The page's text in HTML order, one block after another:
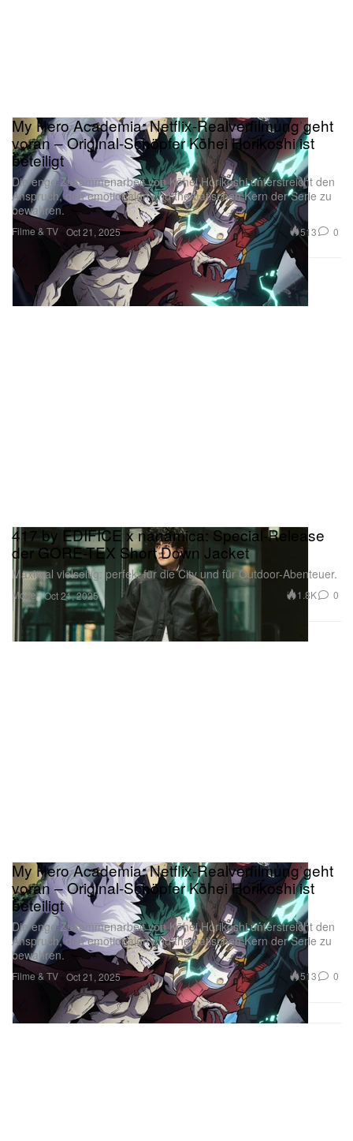
Filme & TV
My Hero Academia: Netflix-Realverfilmung geht
voran – Original-Schöpfer Kōhei Horikoshi ist
beteiligt
Die enge Zusammenarbeit von Kōhei Horikoshi unterstreicht den
Anspruch, den emotionalen und thematischen Kern der Serie zu
bewahren.
Oct 21, 2025 513 0
Mode
der GORE-TEX Short Down Jacket
Maximal vielseitig: perfekt für die City und für Outdoor-Abenteuer.
Oct 21, 2025 1.8K 0
Filme & TV
voran – Original-Schöpfer Kōhei Horikoshi ist
beteiligt
Die enge Zusammenarbeit von Kōhei Horikoshi unterstreicht den
Anspruch, den emotionalen und thematischen Kern der Serie zu
bewahren.
Oct 21, 2025 513